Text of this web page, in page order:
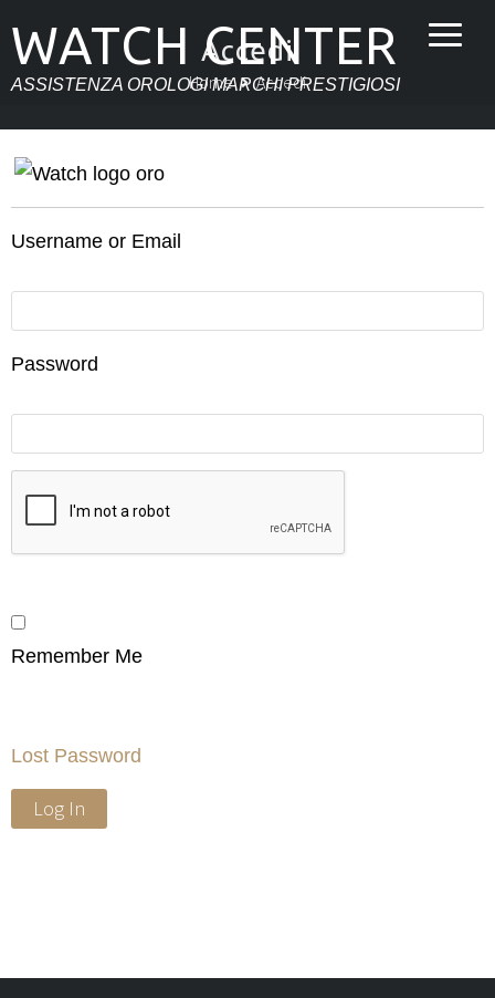
WATCH CENTER
ASSISTENZA OROLOGI MARCHI PRESTIGIOSI
Accedi
Home Accedi
Username or Email
Password
Remember Me
Lost Password